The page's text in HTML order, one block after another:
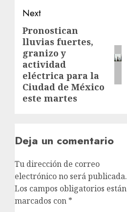
Next
Pronostican
lluvias fuertes,
granizo y
actividad
eléctrica para la
Ciudad de México
este martes
Deja un comentario
Tu dirección de correo
electrónico no será publicada.
Los campos obligatorios están
marcados con *